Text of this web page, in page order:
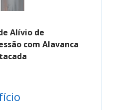
Alívio de
com Alavanca